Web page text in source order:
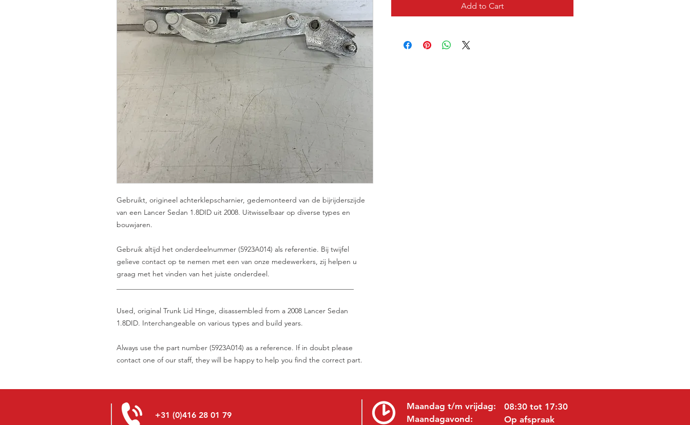
Gebruikt, origineel achterklepscharnier, gedemonteerd van de bijrijderszijde
van een Lancer Sedan 1.8DID uit 2008. Uitwisselbaar op diverse types en
bouwjaren.
Gebruik altijd het onderdeelnummer (5923A014) als referentie. Bij twijfel
gelieve contact op te nemen met een van onze medewerkers, zij helpen u
graag met het vinden van het juiste onderdeel.
Used, original Trunk Lid Hinge, disassembled from a 2008 Lancer Sedan
1.8DID. Interchangeable on various types and build years.
Always use the part number (5923A014) as a reference. If in doubt please
contact one of our staff, they will be happy to help you find the correct part.
Add to Cart
+31 (0)416 28 01 79
Maandag t/m vrijdag:
Maandagavond:
08:30 tot 17:30
Op afspraak